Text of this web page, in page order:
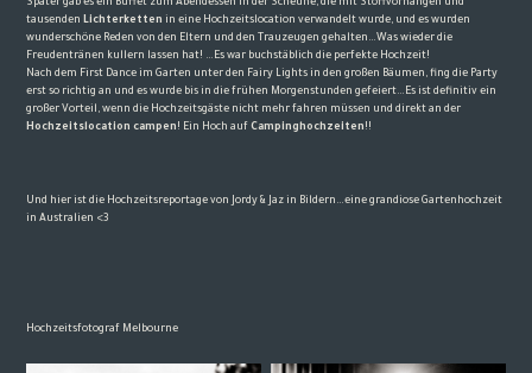
Später gab es ein Buffet zum Abendessen in der Scheune, die mit Stoffvorhängen und
tausendenLichterketten in eine Hochzeitslocation verwandelt wurde, und es wurden
wunderschöne Reden von den Eltern und den Trauzeugen gehalten…Was wieder die
Freudentränen kullern lassen hat! …Es war buchstäblich die perfekte Hochzeit!
Nach dem First Dance im Garten unter den Fairy Lights in den großen Bäumen, fing die Party
erst so richtig an und es wurde bis in die frühen Morgenstunden gefeiert…Es ist definitiv ein
großer Vorteil, wenn die Hochzeitsgäste nicht mehr fahren müssen und direkt an der
Hochzeitslocation campen ! Ein Hoch aufCampinghochzeiten !!
Und hier ist die Hochzeitsreportage von Jordy & Jaz in Bildern…eine grandiose Gartenhochzeit
in Australien <3
Hochzeitsfotograf Melbourne